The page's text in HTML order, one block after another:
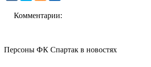
Комментарии:
Персоны ФК Спартак в новостях